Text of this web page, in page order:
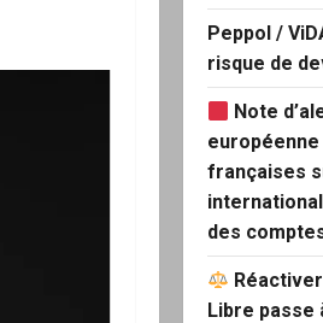
Peppol /
risque de
Note
françaises
des
Libre passe